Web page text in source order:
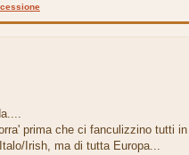
prima che ci fanculizzino tutti in
Irish, ma di tutta Europa...